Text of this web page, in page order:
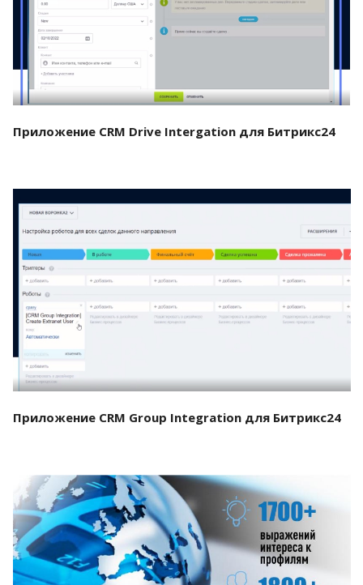
Смотреть проект
Приложение CRM Drive Intergation для Битрикс24
Смотреть проект
Приложение CRM Group Integration для Битрикс24